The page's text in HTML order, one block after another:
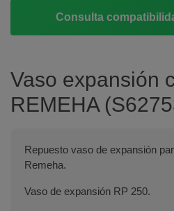
Consulta
Vaso expansión
REMEHA
Repuesto vaso de expansión
Remeha.
Vaso de expansión RP 250.